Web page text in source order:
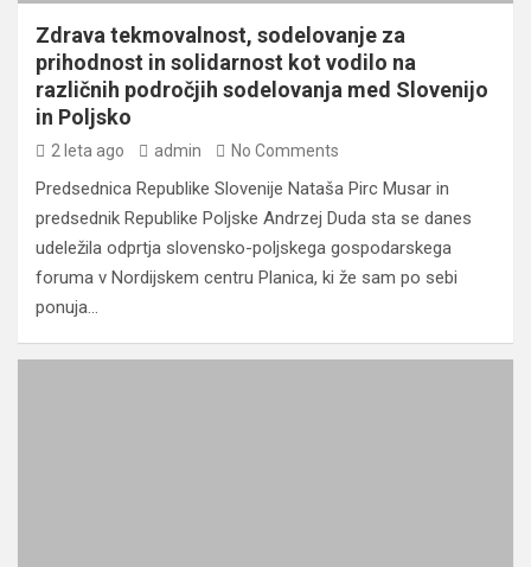
Zdrava tekmovalnost, sodelovanje za
prihodnost in solidarnost kot vodilo na
različnih področjih sodelovanja med Slovenijo
in Poljsko
2 leta ago admin No Comments
Predsednica Republike Slovenije Nataša Pirc Musar in
predsednik Republike Poljske Andrzej Duda sta se danes
udeležila odprtja slovensko-poljskega gospodarskega
foruma v Nordijskem centru Planica, ki že sam po sebi
ponuja…